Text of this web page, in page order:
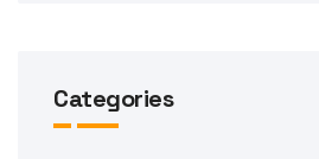
Categories